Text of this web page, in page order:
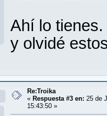
Ahí lo
y olvidé
Re:Troika
« Respuesta #3 en: 25 de
15:43:50 »